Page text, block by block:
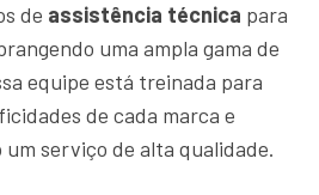
de assistência técnica para
uma ampla gama de
equipe está treinada para
de cada marca e
serviço de alta qualidade.